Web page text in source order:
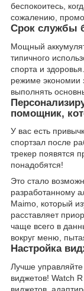
беспокоитесь,
сожалению,
Срок службы
Мощный
типичного
спорта и
режиме экономии
выполнять
помощник,
У вас есть
спортзал после
трекер появятся
понадобятся!
Это стало
разработанному
Maimo, который
расставляет
чаще всего в
вокруг меню,
Настройка
Лучше
виджетов! Watch